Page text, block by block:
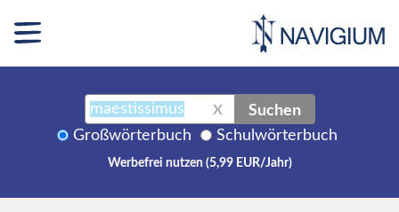
X Suchen
Großwörterbuch Schulwörterbuch
Werbefrei nutzen (5,99 EUR/Jahr)